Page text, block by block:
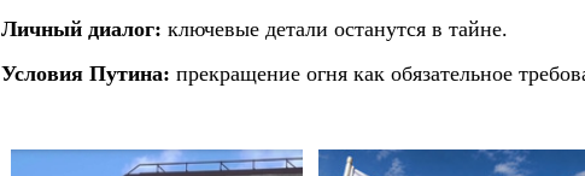
Личный диалог: ключевые детали останутся в тайне.
Условия Путина: прекращение огня как обязательное